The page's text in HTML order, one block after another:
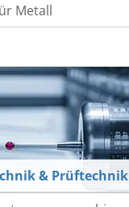
Metall
& Prüftechnik